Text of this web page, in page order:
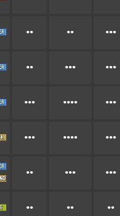
•• •• •••
•• ••• •••
••• •••• •••
••• •••• •••
•• ••• •••
•• •• ••